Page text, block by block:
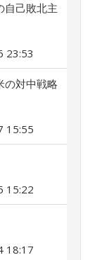
自己敗北主
23:53
の対中戦略
15:55
15:22
18:17